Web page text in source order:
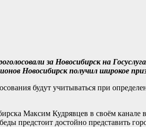
за Новосибирск на
Новосибирск получил широкое
будут учитываться при
Максим Кудрявцев в своём канале
предстоит достойно представить